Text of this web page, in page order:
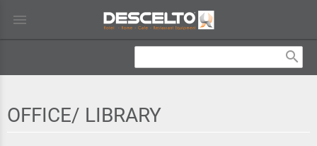
menu
search
OFFICE/ LIBRARY